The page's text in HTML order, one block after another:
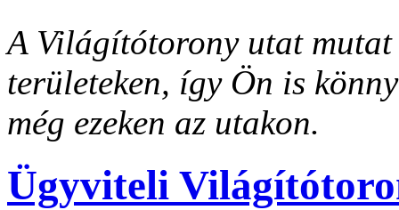
A Világítótorony utat
területeken, így Ön is
még ezeken az utakon.
Ügyviteli